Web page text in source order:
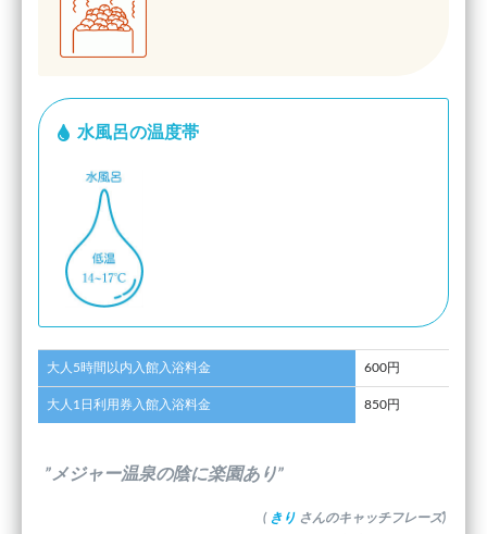
水風呂の温度帯
大人5時間以内入館入浴料金 600円
大人1日利用券入館入浴料金 850円
”メジャー温泉の陰に楽園あり”
( きり さんのキャッチフレーズ)